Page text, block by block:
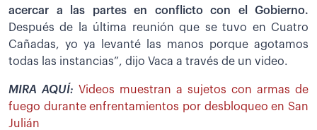
acercar a las partes en conflicto con el Gobierno.
Después de la última reunión que se tuvo en Cuatro
Cañadas, yo ya levanté las manos porque agotamos
todas las instancias”, dijo Vaca a través de un video.
MIRA AQUÍ: Videos muestran a sujetos con armas de
fuego durante enfrentamientos por desbloqueo en San
Julián